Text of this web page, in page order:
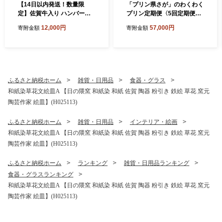
【14日以内発送！数量限
定】佐賀牛入り ハンバーグ 2
賀牛 黒毛和牛 ブランド牛 九
寄附金額 12,000円
「プリン県さが」のわくわく
プリン定期便〈5回定期便〉
さまプリン 人妻プリン いち
寄附金額 57,000円
ふるさと納税ホーム 雑貨・日用品
食器・グラス
和紙染草花文絵皿A 【日の隈窯 和紙染 和紙 佐賀 陶器 粉引き 鉄絵 草花 窯元
陶芸作家 絵皿】(H025113)
ふるさと納税ホーム 雑貨・日用品
インテリア・絵画
和紙染草花文絵皿A 【日の隈窯 和紙染 和紙 佐賀 陶器 粉引き 鉄絵 草花 窯元
陶芸作家 絵皿】(H025113)
ふるさと納税ホーム ランキング
雑貨・日用品ランキング
食器・グラスランキング
和紙染草花文絵皿A 【日の隈窯 和紙染 和紙 佐賀 陶器 粉引き 鉄絵 草花 窯元
陶芸作家 絵皿】(H025113)